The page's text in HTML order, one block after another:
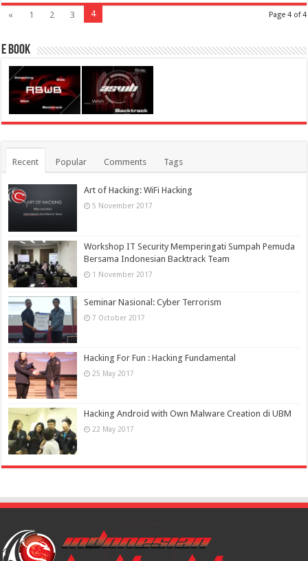
Page 4 of 4
« 1 2 3 4
E Book
Recent Popular Comments Tags
Art of Hacking: WiFi Hacking
5 November 2017
Workshop IT Security Memperingati Sumpah Pemuda
Bersama Indonesian Backtrack Team
1 November 2017
Seminar Nasional: Cyber Terrorism
7 October 2017
Hacking For Fun : Hacking Fundamental
25 May 2017
Hacking Android with Own Malware Creation di UBM
22 May 2017